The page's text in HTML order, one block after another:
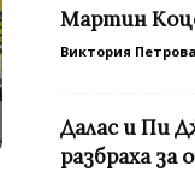
Мартин
Виктория Петрова
Далас и Пи
разбраха